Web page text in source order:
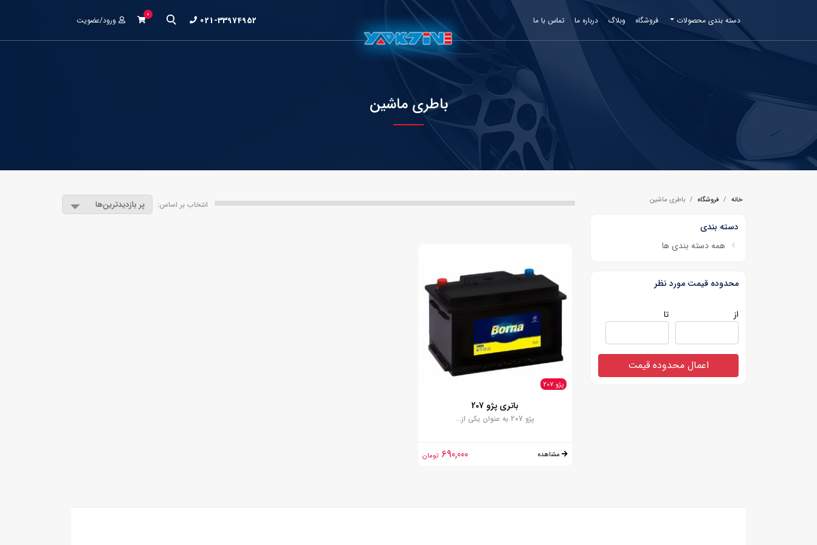
دسته بندی محصولات فروشگاه وبلاگ درباره ما تماس با ما ورود/عضویت
0
021-33974952
باطری ماشین
خانه فروشگاه باطری ماشین
دسته بندی
همه دسته بندی ها
محدوده قیمت مورد نظر
از تا
اعمال محدوده قیمت
انتخاب بر اساس:
پژو 207
باتری پژو 207
پژو 207 به عنوان یکی از...
مشاهده 690,000 تومان